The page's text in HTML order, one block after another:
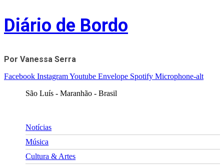
Skip
to
content
Diário de Bordo
Por Vanessa Serra
Facebook InstagramYoutube Envelope Spotify Microphone-alt
São Luís - Maranhão - Brasil
Notícias
Música
Cultura & Artes